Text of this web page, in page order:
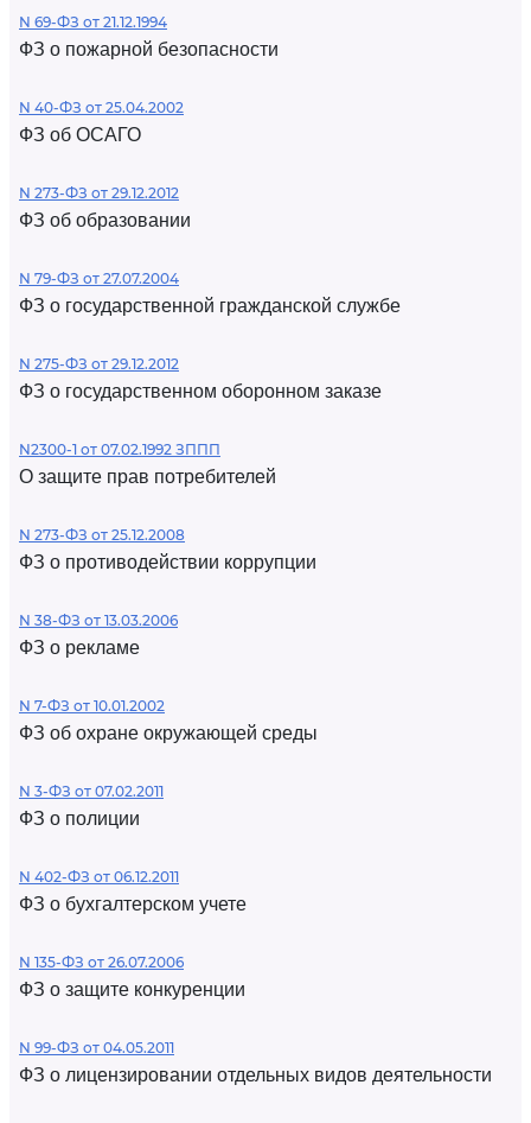
N 69-ФЗ от 21.12.1994
ФЗ о пожарной безопасности
N 40-ФЗ от 25.04.2002
ФЗ об ОСАГО
N 273-ФЗ от 29.12.2012
ФЗ об образовании
N 79-ФЗ от 27.07.2004
ФЗ о государственной гражданской службе
N 275-ФЗ от 29.12.2012
ФЗ о государственном оборонном заказе
N2300-1 от 07.02.1992 ЗППП
О защите прав потребителей
N 273-ФЗ от 25.12.2008
ФЗ о противодействии коррупции
N 38-ФЗ от 13.03.2006
ФЗ о рекламе
N 7-ФЗ от 10.01.2002
ФЗ об охране окружающей среды
N 3-ФЗ от 07.02.2011
ФЗ о полиции
N 402-ФЗ от 06.12.2011
ФЗ о бухгалтерском учете
N 135-ФЗ от 26.07.2006
ФЗ о защите конкуренции
N 99-ФЗ от 04.05.2011
ФЗ о лицензировании отдельных видов деятельности